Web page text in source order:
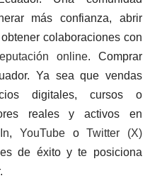
más confianza, abrir
colaboraciones con
online. Comprar
Ya sea que vendas
digitales, cursos o
reales y activos en
, YouTube oTwitter (X)
de éxito y te posiciona